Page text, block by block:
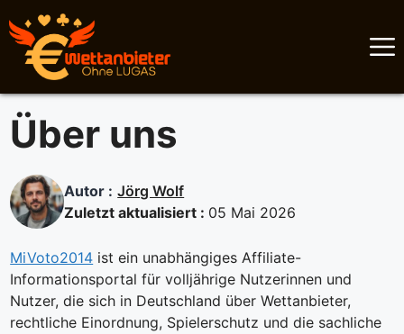
to
content
Über uns
Autor : Jörg Wolf
Zuletzt aktualisiert : 05 Mai 2026
MiVoto2014 ist ein unabhängiges Affiliate-
Informationsportal für volljährige Nutzerinnen und
Nutzer, die sich in Deutschland über Wettanbieter,
rechtliche Einordnung, Spielerschutz und die sachliche